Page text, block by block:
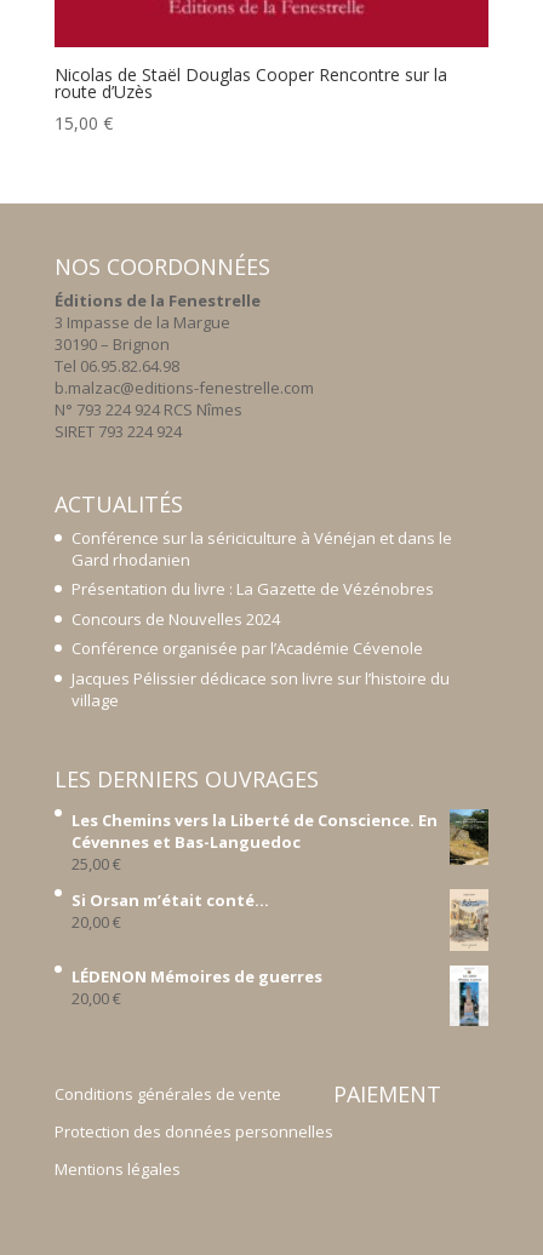
Nicolas de Staël Douglas Cooper Rencontre sur la
route d’Uzès
15,00 €
NOS COORDONNÉES
Éditions de la Fenestrelle
3 Impasse de la Margue
30190 – Brignon
Tel 06.95.82.64.98
b.malzac@editions-fenestrelle.com
N° 793 224 924 RCS Nîmes
SIRET 793 224 924
ACTUALITÉS
Conférence sur la sériciculture à Vénéjan et dans le
Gard rhodanien
Présentation du livre : La Gazette de Vézénobres
Concours de Nouvelles 2024
Conférence organisée par l’Académie Cévenole
Jacques Pélissier dédicace son livre sur l’histoire du
village
LES DERNIERS OUVRAGES
Les Chemins vers la Liberté de Conscience. En
Cévennes et Bas-Languedoc
25,00€
Si Orsan m’était conté...
20,00€
LÉDENON Mémoires de guerres
20,00€
Conditions générales de vente
Protection des données personnelles
Mentions légales
PAIEMENT